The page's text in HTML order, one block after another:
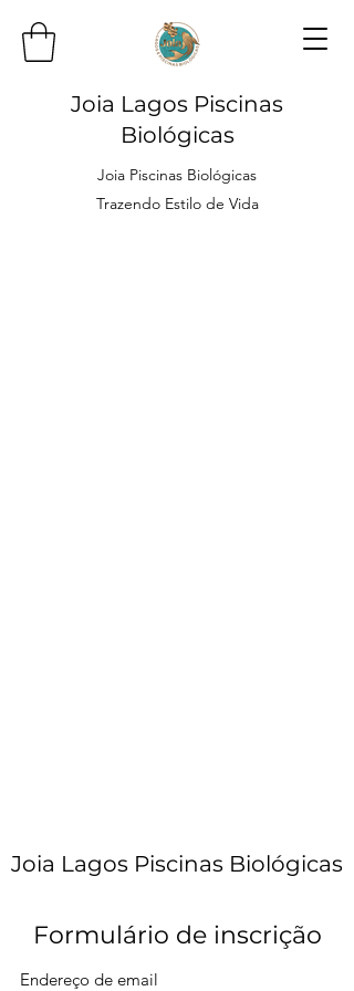
Joia Lagos Piscinas
Biológicas
Joia Piscinas Biológicas
Trazendo Estilo de Vida
Joia Lagos Piscinas Biológicas
Formulário de inscrição